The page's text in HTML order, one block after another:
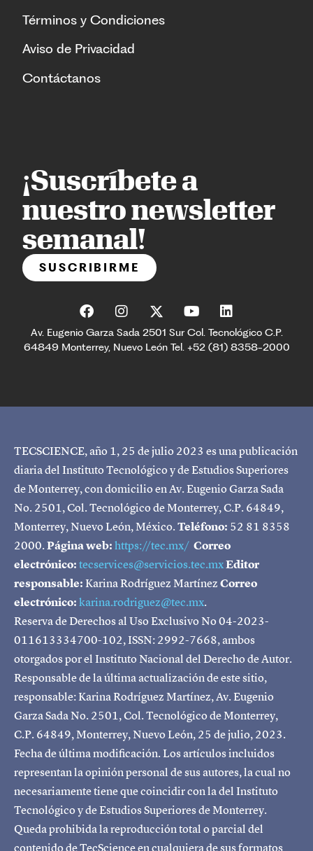
Términos y Condiciones
Aviso de Privacidad
Contáctanos
¡Suscríbete a
nuestro newsletter
semanal!
SUSCRIBIRME
Av. Eugenio Garza Sada 2501 Sur Col. Tecnológico C.P.
64849 Monterrey, Nuevo León Tel. +52 (81) 8358-2000
TECSCIENCE, año 1, 25 de julio 2023 es una publicación
diaria del Instituto Tecnológico y de Estudios Superiores
de Monterrey, con domicilio en Av. Eugenio Garza Sada
No. 2501, Col. Tecnológico de Monterrey, C.P. 64849,
Monterrey, Nuevo León, México.Teléfono: 52 81 8358
2000.Página web:https://tec.mx/ Correo
electrónico:tecservices@servicios.tec.mxEditor
responsable:Karina Rodríguez MartínezCorreo
electrónico:karina.rodriguez@tec.mx.
Reserva de Derechos al Uso Exclusivo No 04-2023-
011613334700-102, ISSN: 2992-7668, ambos
otorgados por el Instituto Nacional del Derecho de Autor.
Responsable de la última actualización de este sitio,
responsable: Karina Rodríguez Martínez, Av. Eugenio
Garza Sada No. 2501, Col. Tecnológico de Monterrey,
C.P. 64849, Monterrey, Nuevo León, 25 de julio, 2023.
Fecha de última modificación. Los artículos incluidos
representan la opinión personal de sus autores, la cual no
necesariamente tiene que coincidir con la del Instituto
Tecnológico y de Estudios Superiores de Monterrey.
Queda prohibida la reproducción total o parcial del
contenido de TecScience en cualquiera de sus formatos